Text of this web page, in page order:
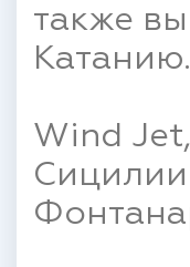
также
Катанию.
Wind